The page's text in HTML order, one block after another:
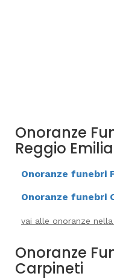
Onoranze
Reggio Emilia
Onoranze funebri
Onoranze funebri
vai alle onoranze
Onoranze
Carpineti